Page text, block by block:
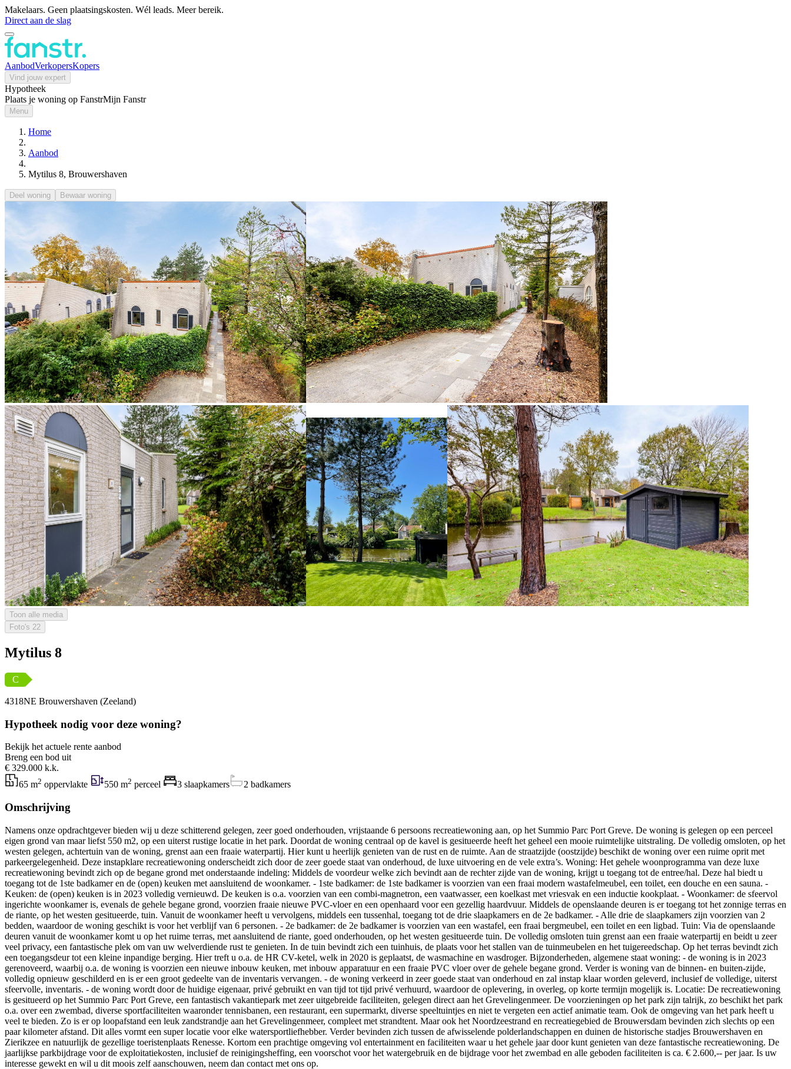
Makelaars. Geen plaatsingskosten. Wél leads. Meer bereik.
Direct aan de slag
AanbodVerkopersKopers
Vind jouw expert
Hypotheek
Plaats je woning op FanstrMijn Fanstr
Menu
Home
Aanbod
Mytilus 8, Brouwershaven
Deel woning Bewaar woning
Toon alle media
Foto's 22
Mytilus 8
C
4318NE Brouwershaven (Zeeland)
Hypotheek nodig voor deze woning?
Bekijk het actuele rente aanbod
Breng een bod uit
€ 329.000 k.k.
65 m2 oppervlakte 550 m2 perceel 3 slaapkamers 2 badkamers
Omschrijving
Namens onze opdrachtgever bieden wij u deze schitterend gelegen, zeer goed onderhouden, vrijstaande 6 persoons recreatiewoning aan, op het Summio Parc Port Greve. De woning is gelegen op een perceel
eigen grond van maar liefst 550 m2, op een uiterst rustige locatie in het park. Doordat de woning centraal op de kavel is gesitueerde heeft het geheel een mooie ruimtelijke uitstraling. De volledig omsloten, op het
westen gelegen, achtertuin van de woning, grenst aan een fraaie waterpartij. Hier kunt u heerlijk genieten van de rust en de ruimte. Aan de straatzijde (oostzijde) beschikt de woning over een ruime oprit met
parkeergelegenheid. Deze instapklare recreatiewoning onderscheidt zich door de zeer goede staat van onderhoud, de luxe uitvoering en de vele extra’s. Woning: Het gehele woonprogramma van deze luxe
recreatiewoning bevindt zich op de begane grond met onderstaande indeling: Middels de voordeur welke zich bevindt aan de rechter zijde van de woning, krijgt u toegang tot de entree/hal. Deze hal biedt u
toegang tot de 1ste badkamer en de (open) keuken met aansluitend de woonkamer. - 1ste badkamer: de 1ste badkamer is voorzien van een fraai modern wastafelmeubel, een toilet, een douche en een sauna. -
Keuken: de (open) keuken is in 2023 volledig vernieuwd. De keuken is o.a. voorzien van een combi-magnetron, een vaatwasser, een koelkast met vriesvak en een inductie kookplaat. - Woonkamer: de sfeervol
ingerichte woonkamer is, evenals de gehele begane grond, voorzien fraaie nieuwe PVC-vloer en een openhaard voor een gezellig haardvuur. Middels de openslaande deuren is er toegang tot het zonnige terras en
de riante, op het westen gesitueerde, tuin. Vanuit de woonkamer heeft u vervolgens, middels een tussenhal, toegang tot de drie slaapkamers en de 2e badkamer. - Alle drie de slaapkamers zijn voorzien van 2
bedden, waardoor de woning geschikt is voor het verblijf van 6 personen. - 2e badkamer: de 2e badkamer is voorzien van een wastafel, een fraai bergmeubel, een toilet en een ligbad. Tuin: Via de openslaande
deuren vanuit de woonkamer komt u op het ruime terras, met aansluitend de riante, goed onderhouden, op het westen gesitueerde tuin. De volledig omsloten tuin grenst aan een fraaie waterpartij en beidt u zeer
veel privacy, een fantastische plek om van uw welverdiende rust te genieten. In de tuin bevindt zich een tuinhuis, de plaats voor het stallen van de tuinmeubelen en het tuigereedschap. Op het terras bevindt zich
een toegangsdeur tot een kleine inpandige berging. Hier treft u o.a. de HR CV-ketel, welk in 2020 is geplaatst, de wasmachine en wasdroger. Bijzonderheden, algemene staat woning: - de woning is in 2023
gerenoveerd, waarbij o.a. de woning is voorzien een nieuwe inbouw keuken, met inbouw apparatuur en een fraaie PVC vloer over de gehele begane grond. Verder is woning van de binnen- en buiten-zijde,
volledig opnieuw geschilderd en is er een groot gedeelte van de inventaris vervangen. - de woning verkeerd in zeer goede staat van onderhoud en zal instap klaar worden geleverd, inclusief de volledige, uiterst
sfeervolle, inventaris. - de woning wordt door de huidige eigenaar, privé gebruikt en van tijd tot tijd privé verhuurd, waardoor de oplevering, in overleg, op korte termijn mogelijk is. Locatie: De recreatiewoning
is gesitueerd op het Summio Parc Port Greve, een fantastisch vakantiepark met zeer uitgebreide faciliteiten, gelegen direct aan het Grevelingenmeer. De voorzieningen op het park zijn talrijk, zo beschikt het park
o.a. over een zwembad, diverse sportfaciliteiten waaronder tennisbanen, een restaurant, een supermarkt, diverse speeltuintjes en niet te vergeten een actief animatie team. Ook de omgeving van het park heeft u
veel te bieden. Zo is er op loopafstand een leuk zandstrandje aan het Grevelingenmeer, compleet met strandtent. Maar ook het Noordzeestrand en recreatiegebied de Brouwersdam bevinden zich slechts op een
paar kilometer afstand. Dit alles vormt een super locatie voor elke watersportliefhebber. Verder bevinden zich tussen de afwisselende polderlandschappen en duinen de historische stadjes Brouwershaven en
Zierikzee en natuurlijk de gezellige toeristenplaats Renesse. Kortom een prachtige omgeving vol entertainment en faciliteiten waar u het gehele jaar door kunt genieten van deze fantastische recreatiewoning. De
jaarlijkse parkbijdrage voor de exploitatiekosten, inclusief de reinigingsheffing, een voorschot voor het watergebruik en de bijdrage voor het zwembad en alle geboden faciliteiten is ca. € 2.600,-- per jaar. Is uw
interesse gewekt en wil u dit moois zelf aanschouwen, neem dan contact met ons op.